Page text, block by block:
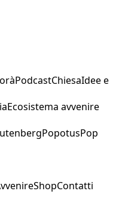
PodcastChiesaIdee e
Ecosistema avvenire
PopotusPop
ShopContatti